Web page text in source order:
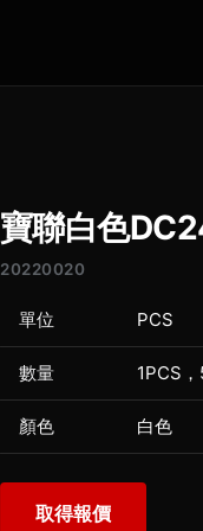
寶聯白色
20220020
單位 PCS
數量 1PCS
顏色 白色
取得報價